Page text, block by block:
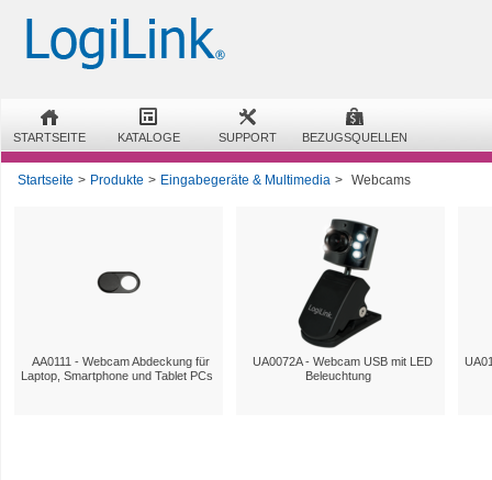
STARTSEITE KATALOGE SUPPORT BEZUGSQUELLEN
Startseite > Produkte > Eingabegeräte & Multimedia > Webcams
AA0111 - Webcam Abdeckung für
Laptop, Smartphone und Tablet PCs
UA0072A - Webcam USB mit LED
Beleuchtung